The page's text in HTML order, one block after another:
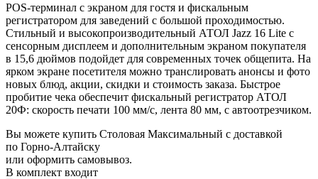
POS-терминал с экраном для гостя и фискальным
регистратором для заведений с большой проходимостью.
Стильный и высокопроизводительный АТОЛ Jazz 16 Lite с
сенсорным дисплеем и дополнительным экраном покупателя
в 15,6 дюймов подойдет для современных точек общепита. На
ярком экране посетителя можно транслировать анонсы и фото
новых блюд, акции, скидки и стоимость заказа. Быстрое
пробитие чека обеспечит фискальный регистратор АТОЛ
20Ф: скорость печати 100 мм/с, лента 80 мм, с автоотрезчиком.
Вы можете купить Столовая Максимальный с доставкой
по Горно-Алтайску
или оформить самовывоз.
В комплект входит